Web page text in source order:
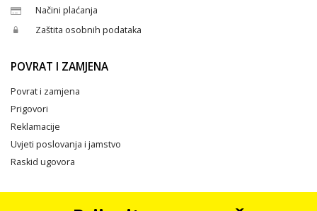
Načini plaćanja
Zaštita osobnih podataka
POVRAT I ZAMJENA
Povrat i zamjena
Prigovori
Reklamacije
Uvjeti poslovanja i jamstvo
Raskid ugovora